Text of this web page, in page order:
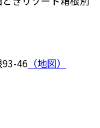
93-46 （地図）